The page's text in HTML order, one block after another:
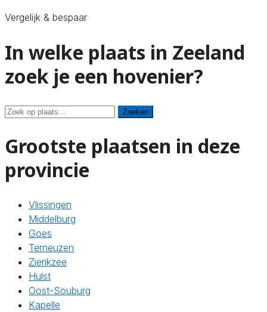
Vergelijk & bespaar
In welke plaats in Zeeland
zoek je een hovenier?
Zoeken Zoeken
Grootste plaatsen in deze
provincie
Vlissingen
Middelburg
Goes
Terneuzen
Zierikzee
Hulst
Oost-Souburg
Kapelle